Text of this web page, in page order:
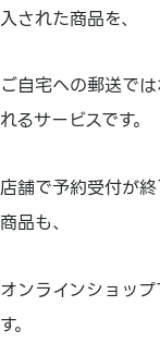
入された商品を、
ご自宅への郵送で
れるサービスです。
店舗で予約受付が
商品も、
オンラインショッ
す。